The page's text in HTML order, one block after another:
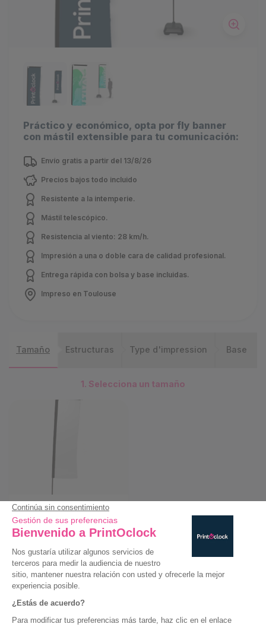
Práctico y económico, opta por fly banner
con mástil extensible para tu comunicación:
Envío gratis a partir del 13/8/26
Precios bajos todo incluido
Resistente a la intemperie.
Mástil telescópico.
Resistencia al viento: 28 km/h.
Impresión a una o doble cara de calidad profesional.
Entrega rápida con bolsa y base incluidas.
Impreso en Toulouse
Tamaño Estructuras Type d'impression Base
1. Selecciona un tamaño
2,5m
Dimensiones vela
acabada : 189 x 63 cm /
de 212 a 300 x 63cm
(mástil telescópico) con
base - Peso: con la
base vacía 2kg / base